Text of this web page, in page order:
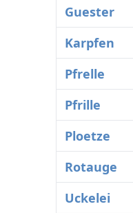
Guester
Karpfen
Pfrelle
Pfrille
Ploetze
Rotauge
Uckelei